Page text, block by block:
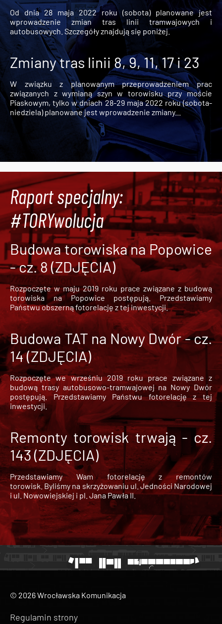
Od dnia 28 maja 2022 roku (sobota) planowane jest
wprowadzenie zmian tras linii tramwajowych i
autobusowych. Szczegóły znajdują się poniżej.
Zmiany tras linii 8, 9, 11, 17 i 23
W związku z planowanym przeprowadzeniem prac
związanych z wymianą szyn w torowisku przy moście
Piaskowym, tylko w dniach 28-29 maja 2022 roku (sobota-
niedziela) planowane jest wprowadzenie zmiany...
Raport specjalny:
#TORYwolucja
Budowa torowiska na Popowice
- cz. 8 (ZDJĘCIA)
Rozpoczęte w maju 2019 roku prace związane z budową
torowiska na Popowice
postępują. Przedstawiamy
Państwu obszerną fotorelację z tej inwestycji.
Budowa TAT na Nowy Dwór - cz.
14 (ZDJĘCIA)
Rozpoczęte we wrześniu 2019 roku prace związane z
budową trasy autobusowo-tramwajowej na Nowy Dwór
postępują. Przedstawiamy Państwu fotorelację z tej
inwestycji.
Remonty torowisk trwają - cz.
143 (ZDJĘCIA)
Przedstawiamy Wam fotorelację z remontów
torowisk. Byliśmy na skrzyżowaniu ul. Jedności Narodowej
i ul. Nowowiejskiej i pl. Jana Pawła II.
© 2026 Wrocławska Komunikacja
Regulamin strony